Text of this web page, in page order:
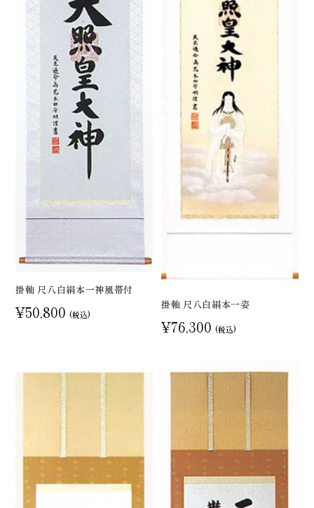
掛軸 尺八白絹本一神風帯付
¥50,800 (税込)
掛軸 尺八白絹本一姿
¥76,300 (税込)